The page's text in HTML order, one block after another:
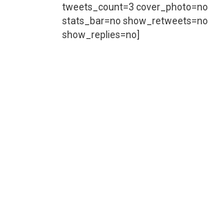
tweets_count=3 cover_photo=no
stats_bar=no show_retweets=no
show_replies=no]